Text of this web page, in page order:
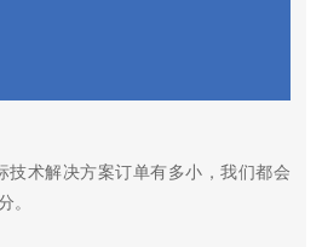
技术解决方案订单有多小，我们都会
。